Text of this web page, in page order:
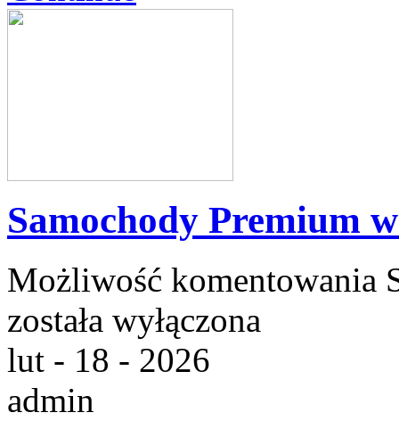
Samochody Premium
Możliwość komentowania
została wyłączona
lut - 18 - 2026
admin